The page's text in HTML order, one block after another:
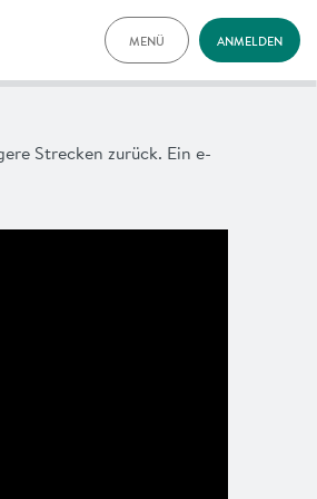
MENÜ
TARIFE
VORTEILE
ANMELDEN
Strecken zurück. Ein e-